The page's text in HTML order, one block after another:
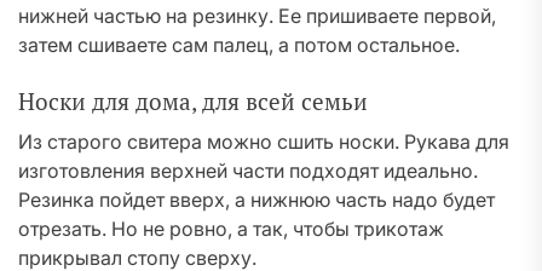
нижней частью на резинку. Ее пришиваете первой,
затем сшиваете сам палец, а потом остальное.
Носки для дома, для всей семьи
Из старого свитера можно сшить носки. Рукава для
изготовления верхней части подходят идеально.
Резинка пойдет вверх, а нижнюю часть надо будет
отрезать. Но не ровно, а так, чтобы трикотаж
прикрывал стопу сверху.